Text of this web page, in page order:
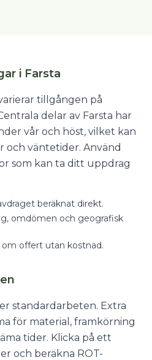
i Farsta
tillgången på
delar av Farsta har
vår och höst, vilket kan
och väntetider. Använd
som kan ta ditt uppdrag
beräknat direkt.
omdömen och geografisk
offert utan kostnad.
standardarbeten. Extra
för material, framkörning
tider. Klicka på ett
och beräkna ROT-